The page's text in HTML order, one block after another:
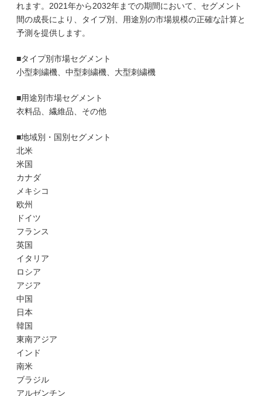
れます。2021年から2032年までの期間において、セグメント
間の成長により、タイプ別、用途別の市場規模の正確な計算と
予測を提供します。
■タイプ別市場セグメント
小型刺繍機、中型刺繍機、大型刺繍機
■用途別市場セグメント
衣料品、繊維品、その他
■地域別・国別セグメント
北米
米国
カナダ
メキシコ
欧州
ドイツ
フランス
英国
イタリア
ロシア
アジア
中国
日本
韓国
東南アジア
インド
南米
ブラジル
アルゼンチン